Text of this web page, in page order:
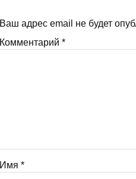
Ваш адрес email не будет
Комментарий *
Имя *